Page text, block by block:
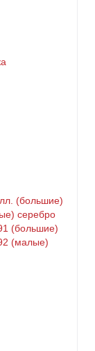
(большие)
серебро
(большие)
(малые)